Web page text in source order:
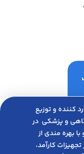
کننده و توزیع
و پزشکی در
ﺑﻬﺮه ﻣﻨﺪی از
ﮐﺎرآﻣﺪ،